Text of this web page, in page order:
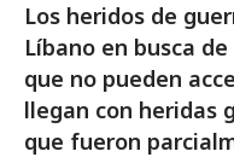
Los heridos de
Líbano en busca
que no pueden
llegan con heridas
que fueron